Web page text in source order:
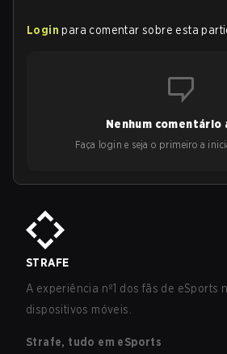
Login para comentar sobre esta
Nenhum comentário
Faça login e seja o primeiro a
STRAFE
A experiência nº1 dos fãs de eSports
dispositivos móveis.
Strafe, tudo em eSports